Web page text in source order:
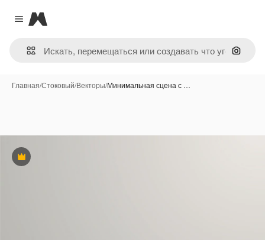
Close menu
Magnific
Поиск
Главная/Стоковый/Векторы/Минимальная сцена с …
Премиум